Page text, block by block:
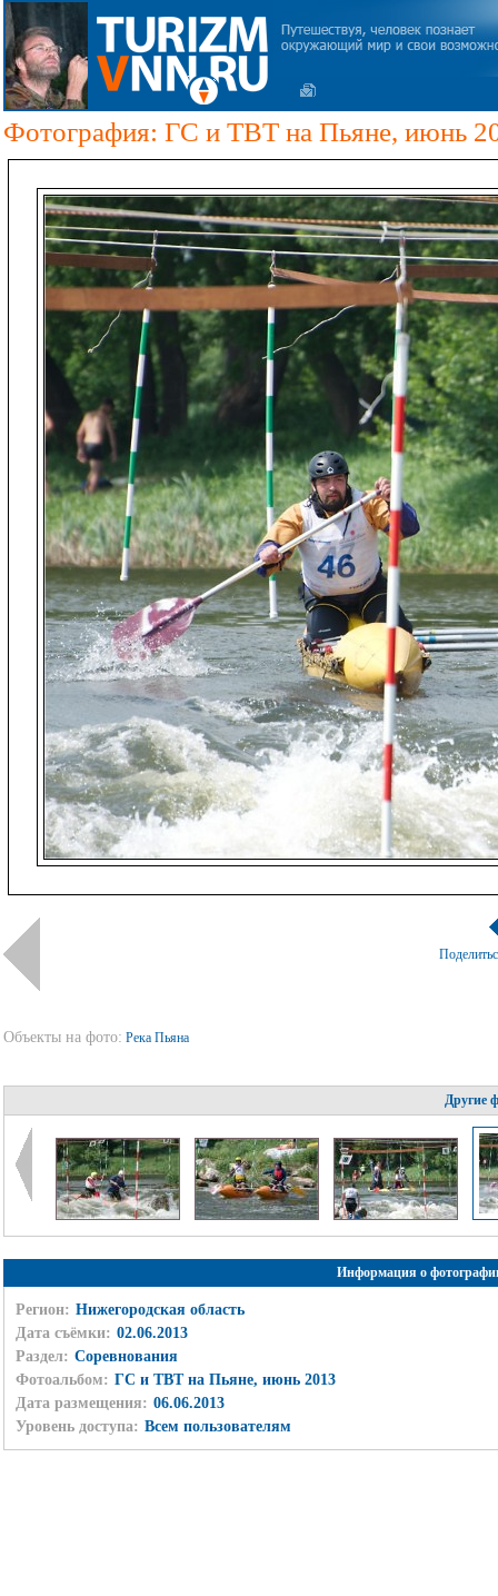
Фотография: ГС и ТВТ на Пьяне, июнь
Объекты на фото: Река Пьяна
Другие
Информация о
Регион: Нижегородская область
Дата съёмки: 02.06.2013
Раздел: Соревнования
Фотоальбом: ГС и ТВТ на Пьяне, июнь 2013
Дата размещения: 06.06.2013
Уровень доступа: Всем пользователям